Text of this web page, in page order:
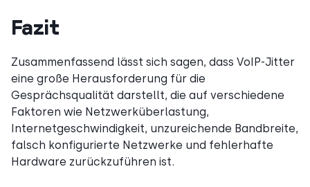
Fazit
Zusammenfassend lässt sich sagen, dass VoIP-Jitter
eine große Herausforderung für die
Gesprächsqualität darstellt, die auf verschiedene
Faktoren wie Netzwerküberlastung,
Internetgeschwindigkeit, unzureichende Bandbreite,
falsch konfigurierte Netzwerke und fehlerhafte
Hardware zurückzuführen ist.